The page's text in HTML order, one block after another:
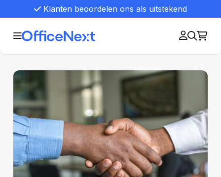
Klanten beoordelen ons als uitstekend